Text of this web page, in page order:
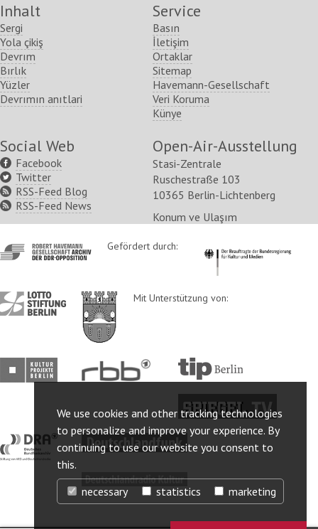
We use cookies and other tracking technologies
to personalize and improve your experience. By
continuing to use our website you consent to
this.
necessary
statistics marketing
Inhalt
Sergi
Yola çikiş
Devrım
Bırlık
Yüzler
Devrımın anıtlari
Service
Basın
İletişim
Ortaklar
Sitemap
Havemann-Gesellschaft
Veri Koruma
Künye
Social Web
Facebook
Twitter
RSS-Feed Blog
RSS-Feed News
Open-Air-Ausstellung
Stasi-Zentrale
Ruschestraße 103
10365 Berlin-Lichtenberg
Konum ve Ulaşım
http://www.havemann-
gesellschaft.de/
Gefördert durch: http://
http://www.lotto-
stiftung-
http://www.berlin.de/ba-
lichtenberg/
Mit Unterstützung von:
http://www.kulturprojekte-
berlin.de/
http://www.rbb-
online.de/
http://www.tip-
berlin.de/
http://www.spiegel.tv/
http://www.dra.de/http://www.deutschlandfunk.de/
http://www.deutschlandradiokultur.de/